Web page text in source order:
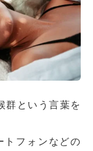
という言葉を
トフォンなどの